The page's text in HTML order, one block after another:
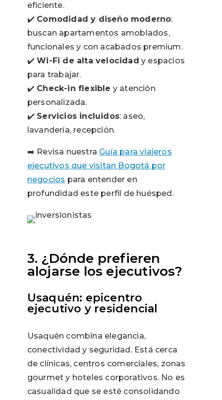
eficiente.
✔️ Comodidad y diseño moderno:
buscan apartamentos amoblados,
funcionales y con acabados premium.
✔️Wi-Fi de alta velocidad y espacios
para trabajar.
✔️ Check-in flexible y atención
personalizada.
✔️ Servicios incluidos: aseo,
lavandería, recepción.
➡️ Revisa nuestra Guía para viajeros
ejecutivos que visitan Bogotá por
negocios para entender en
profundidad este perfil de huésped.
3. ¿Dónde prefieren
alojarse los ejecutivos?
Usaquén: epicentro
ejecutivo y residencial
Usaquén combina elegancia,
conectividad y seguridad. Está cerca
de clínicas, centros comerciales, zonas
gourmet y hoteles corporativos. No es
casualidad que se esté consolidando